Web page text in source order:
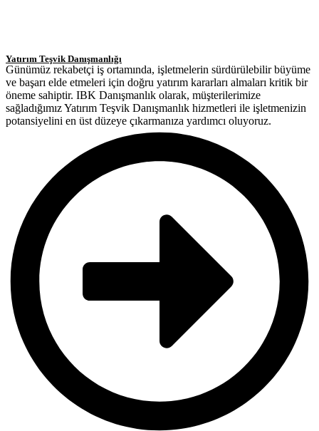
Yatırım Teşvik Danışmanlığı
Günümüz rekabetçi iş ortamında, işletmelerin sürdürülebilir büyüme
ve başarı elde etmeleri için doğru yatırım kararları almaları kritik bir
öneme sahiptir. IBK Danışmanlık olarak, müşterilerimize
sağladığımız Yatırım Teşvik Danışmanlık hizmetleri ile işletmenizin
potansiyelini en üst düzeye çıkarmanıza yardımcı oluyoruz.